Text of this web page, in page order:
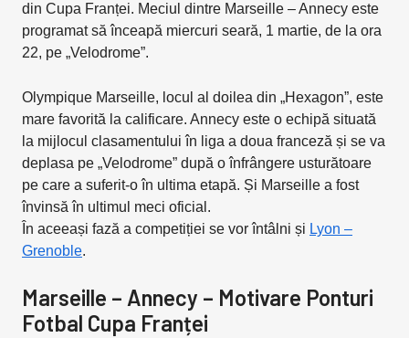
din Cupa Franței. Meciul dintre Marseille – Annecy este
programat să înceapă miercuri seară, 1 martie, de la ora
22, pe „Velodrome”.
Olympique Marseille, locul al doilea din „Hexagon”, este
mare favorită la calificare. Annecy este o echipă situată
la mijlocul clasamentului în liga a doua franceză și se va
deplasa pe „Velodrome” după o înfrângere usturătoare
pe care a suferit-o în ultima etapă. Și Marseille a fost
învinsă în ultimul meci oficial.
În aceeași fază a competiției se vor întâlni și Lyon –
Grenoble.
Marseille – Annecy – Motivare Ponturi
Fotbal Cupa Franței